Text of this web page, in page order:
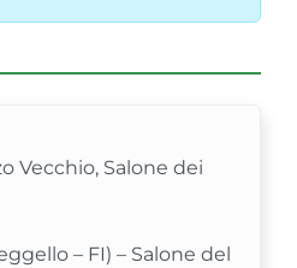
Vecchio, Salone dei
– FI) – Salone del